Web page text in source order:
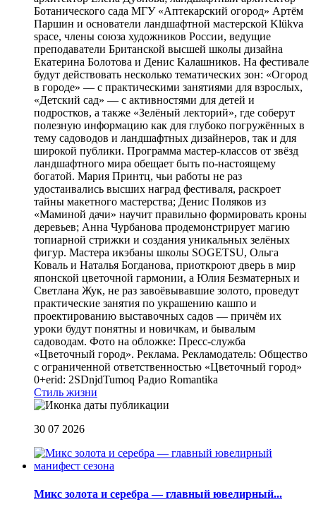
Ботанического сада МГУ «Аптекарский огород» Артём
Паршин и основатели ландшафтной мастерской Klükva
space, члены союза художников России, ведущие
преподаватели Британской высшей школы дизайна
Екатерина Болотова и Денис Калашников. На фестивале
будут действовать несколько тематических зон: «Огород
в городе» — с практическими занятиями для взрослых,
«Детский сад» — с активностями для детей и
подростков, а также «Зелёный лекторий», где соберут
полезную информацию как для глубоко погружённых в
тему садоводов и ландшафтных дизайнеров, так и для
широкой публики. Программа мастер-классов от звёзд
ландшафтного мира обещает быть по-настоящему
богатой. Мария Принтц, чьи работы не раз
удостаивались высших наград фестиваля, раскроет
тайны макетного мастерства; Денис Поляков из
«Маминой дачи» научит правильно формировать кроны
деревьев; Анна Чурбанова продемонстрирует магию
топиарной стрижки и создания уникальных зелёных
фигур. Мастера икэбаны школы SOGETSU, Ольга
Коваль и Наталья Богданова, приоткроют дверь в мир
японской цветочной гармонии, а Юлия Безматерных и
Светлана Жук, не раз завоёвывавшие золото, проведут
практические занятия по украшению кашпо и
проектированию выставочных садов — причём их
уроки будут понятны и новичкам, и бывалым
садоводам. Фото на обложке: Пресс-служба
«Цветочный город». Реклама. Рекламодатель: Общество
с ограниченной ответственностью «Цветочный город»
0+erid: 2SDnjdTumoq Радио Romantika
Стиль жизни
30 07 2026
Микс золота и серебра — главный ювелирный...